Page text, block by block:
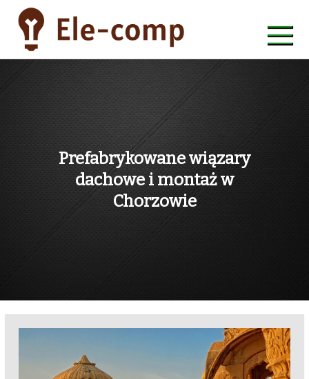
content
ele-comp
Prefabrykowane wiązary
dachowe i montaż w
Chorzowie